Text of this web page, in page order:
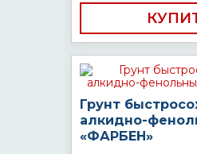
Грунт
алкидно-
«ФАРБЕН»